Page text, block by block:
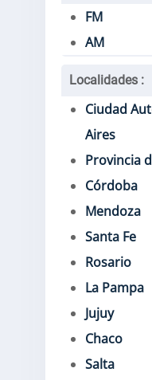
FM
AM
Localidades :
Ciudad
Aires
Provincia
Córdoba
Mendoza
Santa Fe
Rosario
La Pampa
Jujuy
Chaco
Salta